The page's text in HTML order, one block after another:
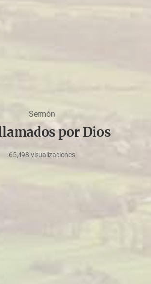
Sermón
por Dios
marzo
65,498 visualizaciones